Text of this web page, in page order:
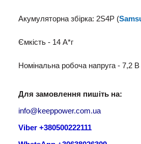
Акумуляторна збірка: 2S4P (
Ємкість - 14 A*г
Номінальна робоча напруга - 7,2 B
Для замовлення пишіть на:
info@keeppower.com.ua
Viber +380500222111